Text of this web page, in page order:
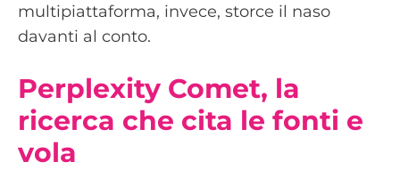
multipiattaforma, invece, storce il naso
davanti al conto.
Perplexity Comet, la
ricerca che cita le fonti e
vola